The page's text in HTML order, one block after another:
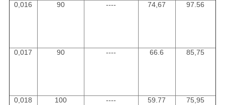
0,016 90 ---- 74,67 97.56
0,017 90 ---- 66.6 85,75
0,018 100 ---- 59.77 75,95